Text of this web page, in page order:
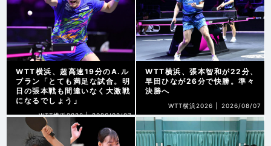
WTT横浜、超高速19分のA.ル
ブラン「とても満足な試合。明
日の張本戦も間違いなく大激戦
になるでしょう」
WTT横浜2026 | 2026/08/07
WTT横浜、張本智和が22分、
早田ひなが26分で快勝。準々
決勝へ
WTT横浜2026 | 2026/08/07